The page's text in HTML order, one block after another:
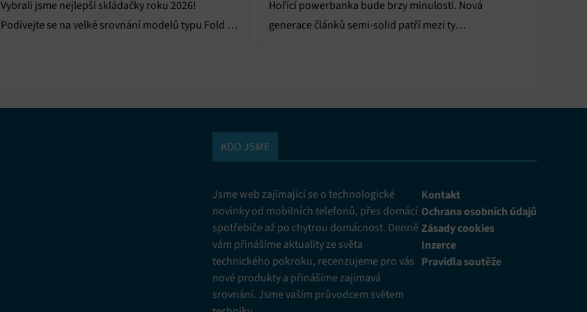
Vybrali jsme nejlepší skládačky roku 2026!
Podívejte se na velké srovnání modelů typu Fold i
Hořící powerbanka bude brzy minulostí. Nová
generace článků semi-solid patří mezi ty
KDO JSME
Jsme web zajímající se o technologické
novinky od mobilních telefonů, přes domácí
spotřebiče až po chytrou domácnost. Denně
vám přinášíme aktuality ze světa
technického pokroku, recenzujeme pro vás
nové produkty a přinášíme zajímavá
srovnání. Jsme vaším průvodcem světem
Kontakt
Ochrana osobních údajů
Zásady cookies
Inzerce
Pravidla soutěže